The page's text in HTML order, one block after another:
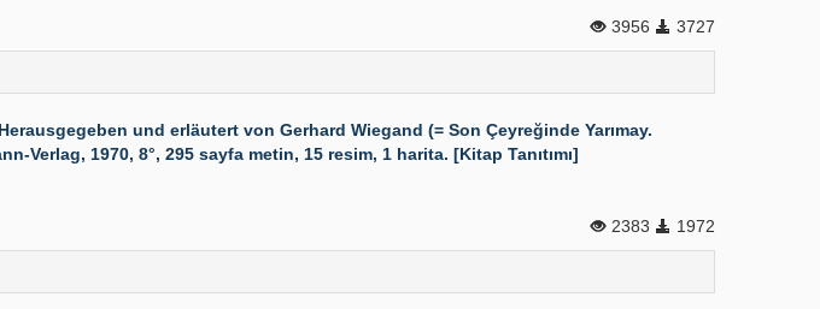
3956 3727
und erläutert von Gerhard Wiegand (= Son Çeyreğinde Yarımay.
1970, 8°, 295 sayfa metin, 15 resim, 1 harita. [Kitap Tanıtımı]
2383 1972